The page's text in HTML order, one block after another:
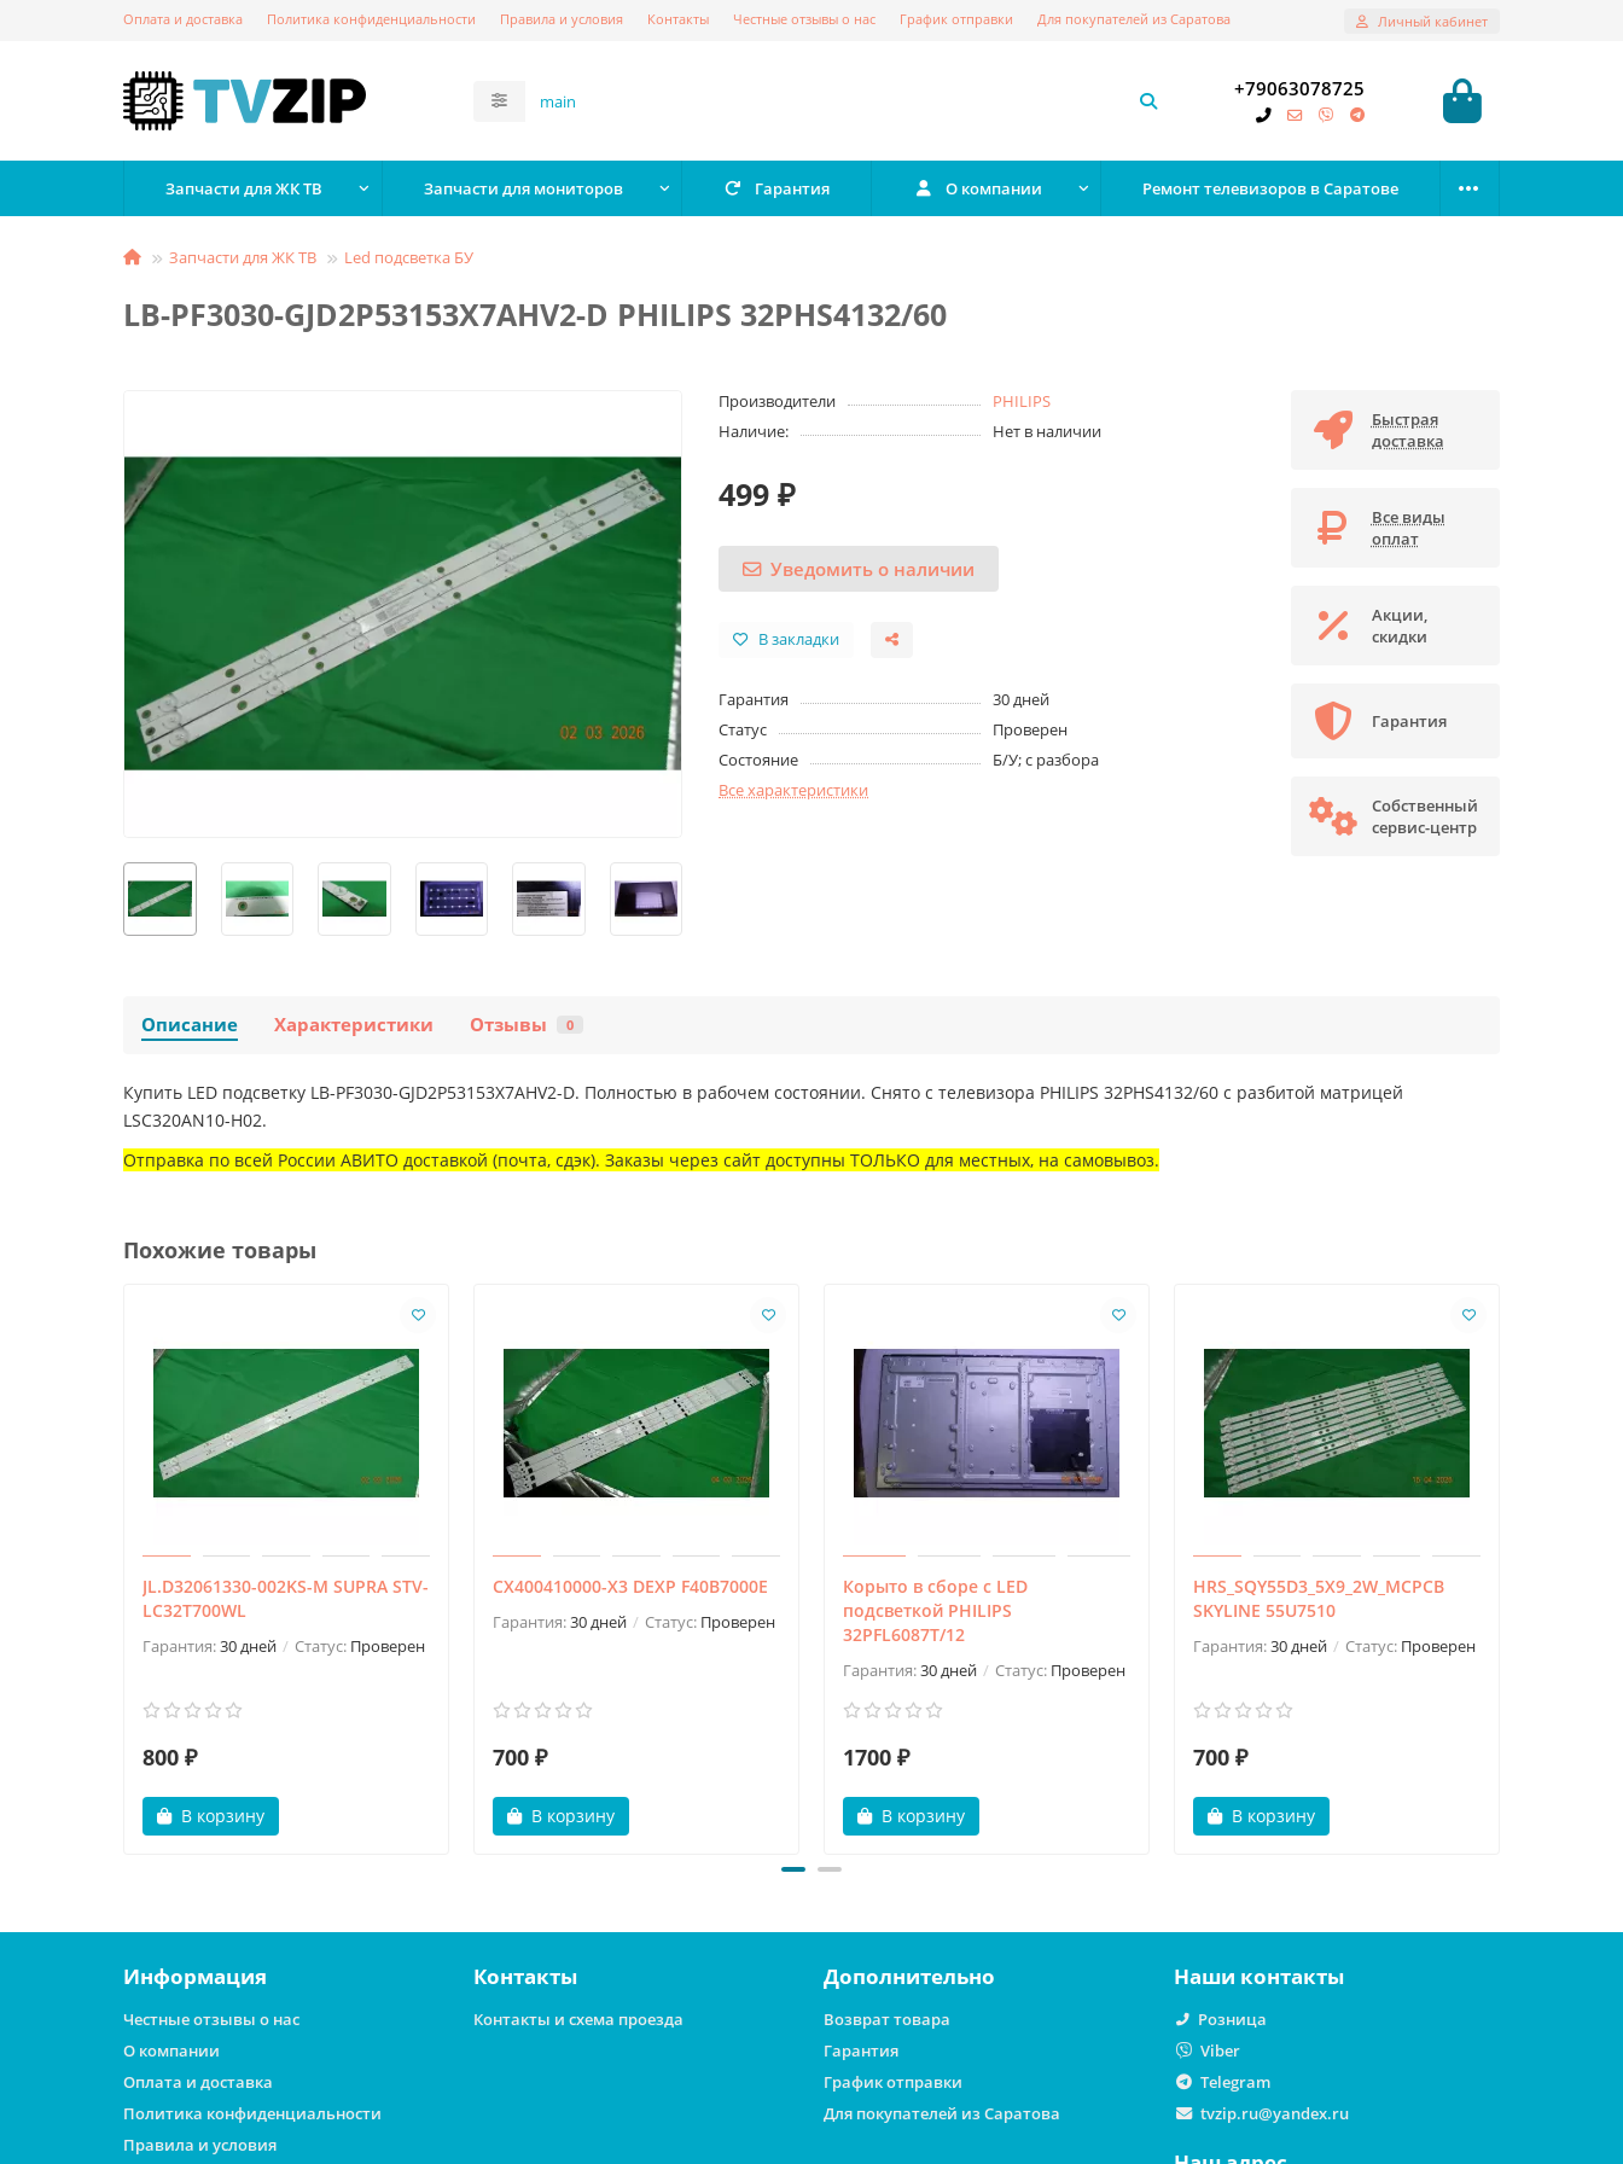
Оплата и доставка Политика конфиденциальности Правила и условия Контакты Честные отзывы о нас График отправки Для покупателей из Саратова Личный кабинет
+79063078725
Запчасти для ЖК ТВ Запчасти для мониторов Гарантия О компании Ремонт телевизоров в Саратове
Запчасти для ЖК ТВ Led подсветка БУ
LB-PF3030-GJD2P53153X7AHV2-D PHILIPS 32PHS4132/60
Производители
PHILIPS
Наличие:
Нет в наличии
499 ₽
Уведомить о наличии
В закладки
Гарантия
30 дней
Статус
Проверен
Состояние
Б/У; с разбора
Все характеристики
Быстрая
доставка
Все виды
оплат
Акции,
скидки
Гарантия
Собственный
сервис-центр
Описание Характеристики Отзывы 0
Купить LED подсветку LB-PF3030-GJD2P53153X7AHV2-D. Полностью в рабочем состоянии. Снято с телевизора PHILIPS 32PHS4132/60 с разбитой матрицей
LSC320AN10-H02.
Отправка по всей России АВИТО доставкой (почта, сдэк). Заказы через сайт доступны ТОЛЬКО для местных, на самовывоз.
Похожие товары
JL.D32061330-002KS-M SUPRA STV-
LC32T700WL
Гарантия:30 дней Статус: Проверен
800 ₽
В корзину
CX400410000-X3 DEXP F40B7000E
Гарантия:30 дней Статус: Проверен
700 ₽
В корзину
Корыто в сборе с LED
подсветкой PHILIPS
32PFL6087T/12
Гарантия:30 дней Статус: Проверен
1700 ₽
В корзину
HRS_SQY55D3_5X9_2W_MCPCB
SKYLINE 55U7510
Гарантия:30 дней Статус: Проверен
700 ₽
В корзину
Информация
Честные отзывы о нас
О компании
Оплата и доставка
Политика конфиденциальности
Правила и условия
Контакты
Контакты и схема проезда
Дополнительно
Возврат товара
Гарантия
График отправки
Для покупателей из Саратова
Наши контакты
Розница
Viber
Telegram
tvzip.ru@yandex.ru